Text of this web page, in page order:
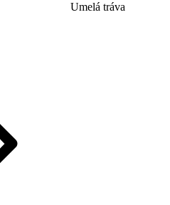
Umelá tráva